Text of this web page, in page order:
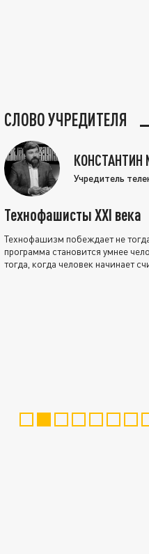
СЛОВО УЧРЕДИТЕЛЯ
КОНСТАНТИН
Учредитель
Технофашисты XXI века
Технофашизм побеждает не
программа становится умнее
тогда, когда человек начинает